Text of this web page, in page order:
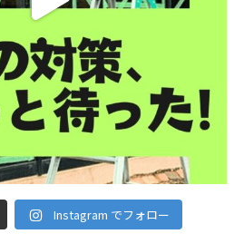
Instagram でフォロー